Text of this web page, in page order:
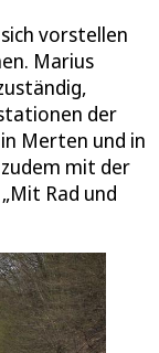
vorstellen
Marius
der
Merten und in
mit der
Rad und